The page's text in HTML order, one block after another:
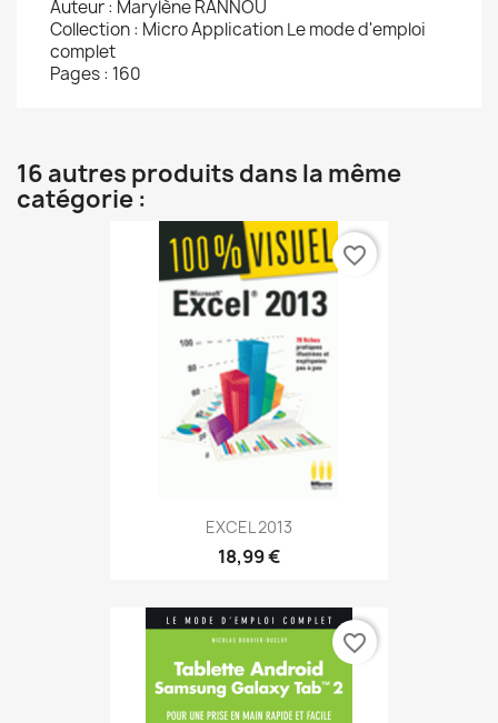
Auteur : Marylène RANNOU
Collection : Micro Application Le mode d'emploi
complet
Pages : 160
16 autres produits dans la même
catégorie :
EXCEL 2013
18,99 €
favorite_border
favorite_border